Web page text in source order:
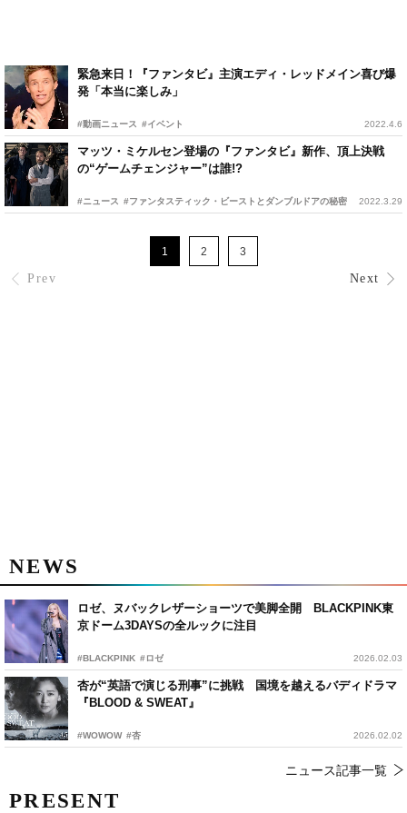
緊急来日！『ファンタビ』主演エディ・レッドメイン喜び爆
発「本当に楽しみ」
#動画ニュース #イベント 2022.4.6
マッツ・ミケルセン登場の『ファンタビ』新作、頂上決戦
の“ゲームチェンジャー”は誰!?
#ニュース #ファンタスティック・ビーストとダンブルドアの秘密 2022.3.29
Prev
1 2 3
Next
NEWS
ロゼ、ヌバックレザーショーツで美脚全開 BLACKPINK東
京ドーム3DAYSの全ルックに注目
#BLACKPINK #ロゼ 2026.02.03
杏が“英語で演じる刑事”に挑戦 国境を越えるバディドラマ
『BLOOD & SWEAT』
#WOWOW #杏 2026.02.02
ニュース記事一覧
PRESENT